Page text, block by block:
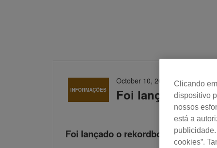
INFORMAÇÕES
October 10, 2024
Foi lançado o
Foi lançado o rekordbox ver. 7.0.4 .
Clicando
dispositivo
nossos
está a
cookies”.